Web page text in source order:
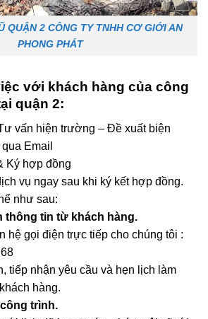
QUẬN 2 CÔNG TY TNHH CƠ GIỚI AN
PHONG PHÁT
với khách hàng của công
quận 2:
vấn hiện trường – Đề xuất biện
Email
Ký hợp đồng
vụ ngay sau khi ký kết hợp đồng.
như sau:
thông tin từ khách hàng.
hệ gọi điện trực tiếp cho chúng tôi :
tiếp nhận yêu cầu và hẹn lịch làm
hàng.
trình.